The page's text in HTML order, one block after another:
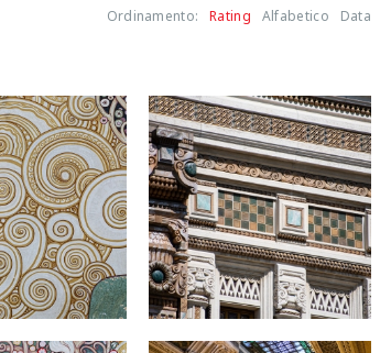
Ordinamento:Rating Alfabetico Data